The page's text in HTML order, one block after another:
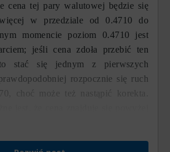
cena tej pary walutowej będzie się
w przedziale od 0.4710 do
momencie poziom 0.4710 jest
jeśli cena zdoła przebić ten
stać się jednym z pierwszych
rozpocznie się ruch
choć może też nastąpić korekta.